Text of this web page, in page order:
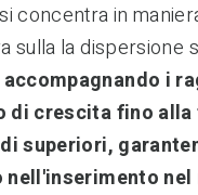
concentra in
sulla la dispersione
accompagnando i
di crescita fino alla
superiori,
nell'inserimento nel